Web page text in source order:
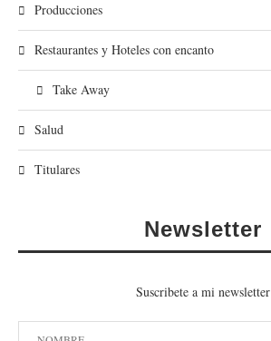
Producciones
Restaurantes y Hoteles con encanto
Take Away
Salud
Titulares
Newsletter
Suscribete a mi newsletter